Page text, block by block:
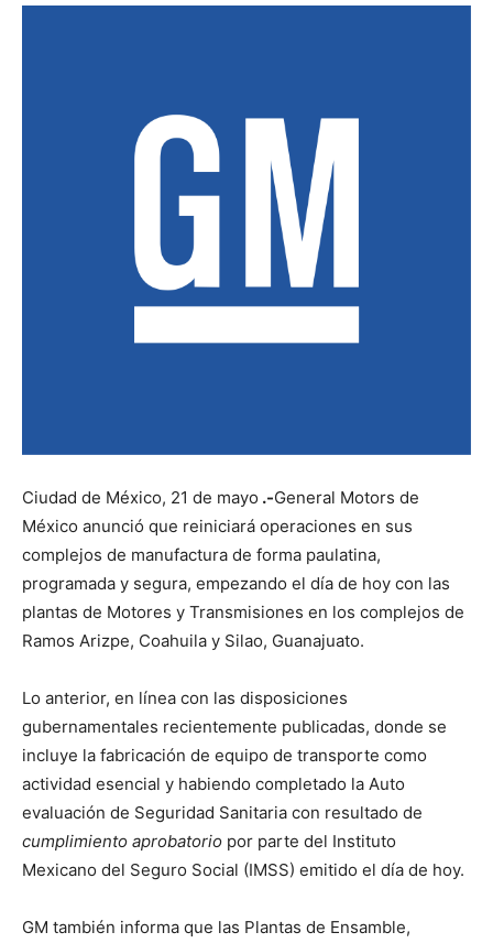
Ciudad de México, 21 de mayo .-General Motors de
México anunció que reiniciará operaciones en sus
complejos de manufactura de forma paulatina,
programada y segura, empezando el día de hoy con las
plantas de Motores y Transmisiones en los complejos de
Ramos Arizpe, Coahuila y Silao, Guanajuato.
Lo anterior, en línea con las disposiciones
gubernamentales recientemente publicadas, donde se
incluye la fabricación de equipo de transporte como
actividad esencial y habiendo completado la Auto
evaluación de Seguridad Sanitaria con resultado de
cumplimiento aprobatorio por parte del Instituto
Mexicano del Seguro Social (IMSS) emitido el día de hoy.
GM también informa que las Plantas de Ensamble,